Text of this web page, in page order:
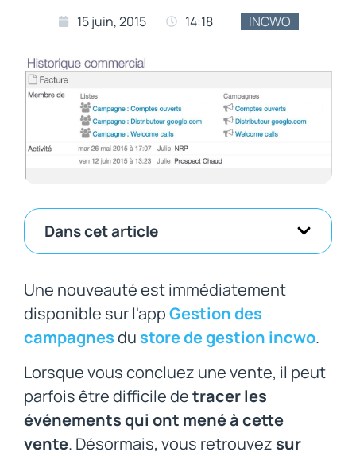
15 juin, 2015 14:18 INCWO
Dans cet article
Une nouveauté est immédiatement
disponible sur l'appGestion des
campagnesdu store de gestion incwo.
Lorsque vous concluez une vente, il peut
parfois être difficile detracer les
événements qui ont mené à cette
vente. Désormais, vous retrouvez sur